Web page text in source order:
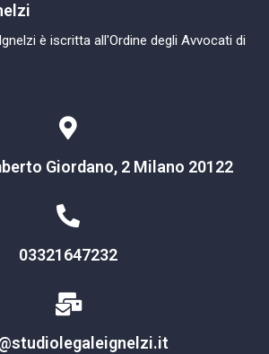
è iscritta all'Ordine degli Avvocati di
Giordano, 2 Milano 20122
03321647232